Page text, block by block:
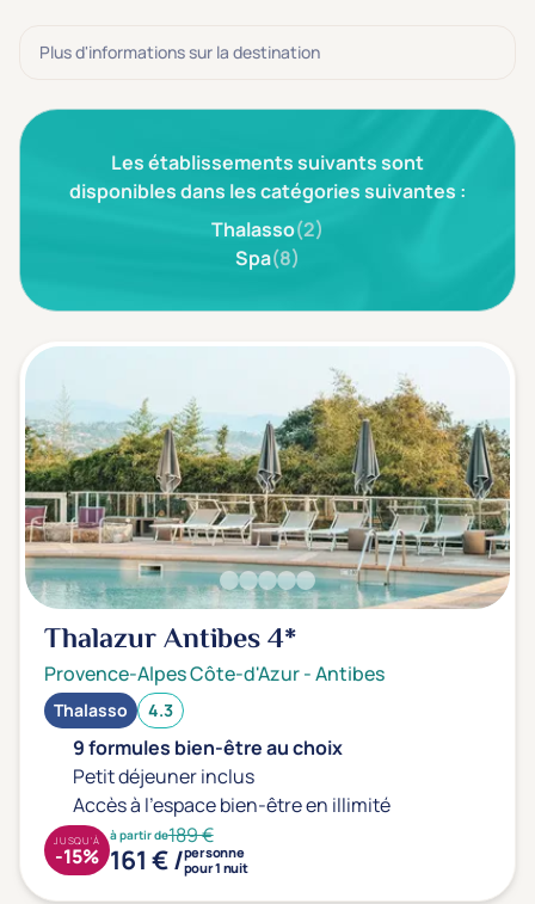
D'après notre partenaire Avis-Vérifiés
(0)
Excellent: 4+
Envie de
Montagne
(0)
Campagne
(0)
Type de séjour
Thalasso Thermal Spa
Thématiques bien-être
Accès à l'espace bien-être
Massage, détente, Rituel du monde
Remise en forme
(0)
Plus d'informations sur la destination
Les établissements suivants sont
disponibles dans les catégories suivantes :
Thalasso(2)
Spa(8)
Thalazur Antibes4*
Provence-Alpes Côte-d'Azur-Antibes
Thalasso 4.3
9 formules bien-être au choix
Petit déjeuner inclus
Accès à l'espace bien-être en illimité
à partir de189 €
161 € /personne
pour 1 nuit
JUSQU'À
-15%